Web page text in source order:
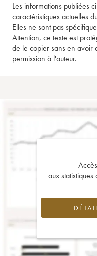
Les informations publiées
caractéristiques actuelles
Elles ne sont pas
Attention, ce texte est
de le copier sans en avoir
permission à l'auteur.
aux